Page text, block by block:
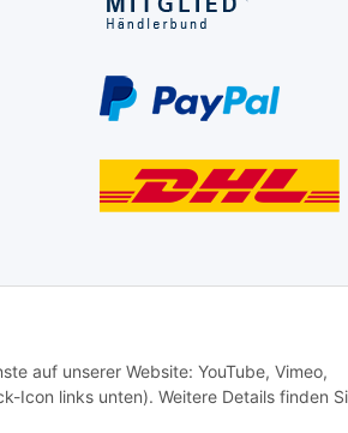
auf unserer Website: YouTube, Vimeo,
Icon links unten). Weitere Details finden